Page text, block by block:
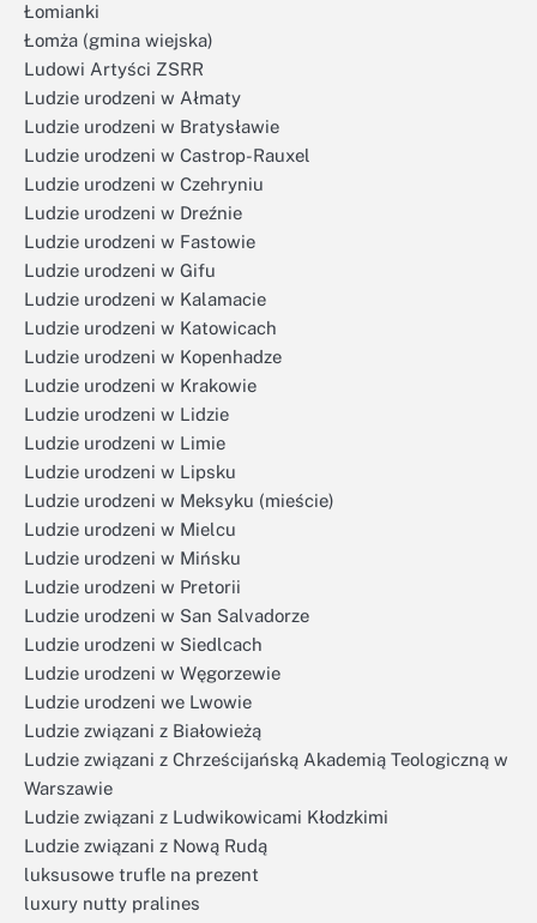
Łomianki
Łomża (gmina wiejska)
Ludowi Artyści ZSRR
Ludzie urodzeni w Ałmaty
Ludzie urodzeni w Bratysławie
Ludzie urodzeni w Castrop-Rauxel
Ludzie urodzeni w Czehryniu
Ludzie urodzeni w Dreźnie
Ludzie urodzeni w Fastowie
Ludzie urodzeni w Gifu
Ludzie urodzeni w Kalamacie
Ludzie urodzeni w Katowicach
Ludzie urodzeni w Kopenhadze
Ludzie urodzeni w Krakowie
Ludzie urodzeni w Lidzie
Ludzie urodzeni w Limie
Ludzie urodzeni w Lipsku
Ludzie urodzeni w Meksyku (mieście)
Ludzie urodzeni w Mielcu
Ludzie urodzeni w Mińsku
Ludzie urodzeni w Pretorii
Ludzie urodzeni w San Salvadorze
Ludzie urodzeni w Siedlcach
Ludzie urodzeni w Węgorzewie
Ludzie urodzeni we Lwowie
Ludzie związani z Białowieżą
Ludzie związani z Chrześcijańską Akademią Teologiczną w
Warszawie
Ludzie związani z Ludwikowicami Kłodzkimi
Ludzie związani z Nową Rudą
luksusowe trufle na prezent
luxury nutty pralines